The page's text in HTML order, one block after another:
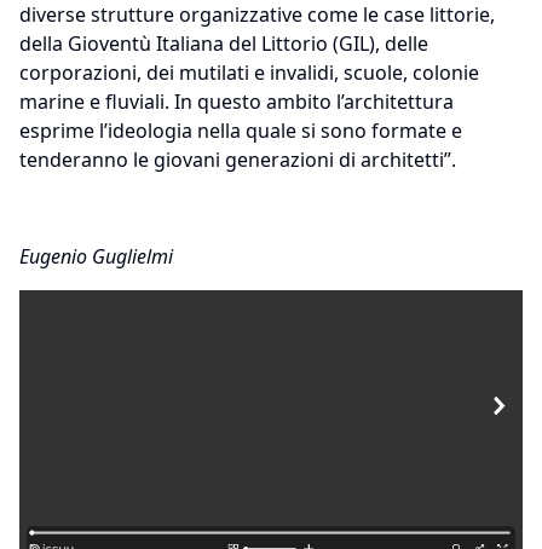
diverse strutture organizzative come le case littorie,
della Gioventù Italiana del Littorio (GIL), delle
corporazioni, dei mutilati e invalidi, scuole, colonie
marine e fluviali. In questo ambito l’architettura
esprime l’ideologia nella quale si sono formate e
tenderanno le giovani generazioni di architetti”.
Eugenio Guglielmi